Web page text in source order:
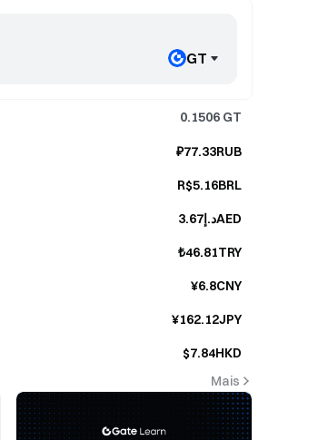
GT
0.1506 GT
₽77.33RUB
R$5.16BRL
د.إ3.67AED
₺46.81TRY
¥6.8CNY
¥162.12JPY
$7.84HKD
Mais